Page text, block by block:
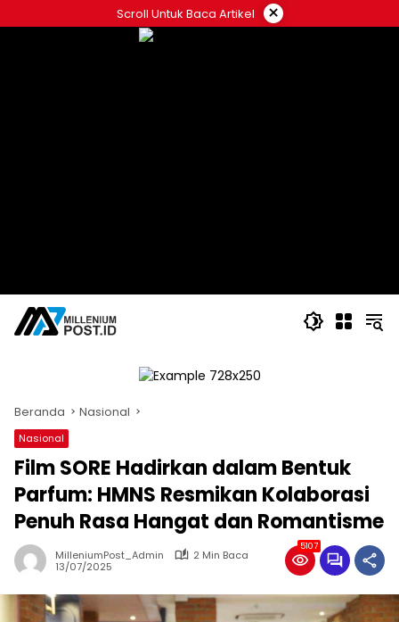
ke
Scroll Untuk Baca Artikel ×
Beranda Nasional
Nasional
Film SORE Hadirkan dalam Bentuk
Parfum: HMNS Resmikan Kolaborasi
Penuh Rasa Hangat dan Romantisme
MilleniumPost_Admin
2 Min Baca
13/07/2025
5107